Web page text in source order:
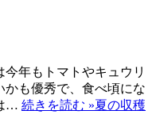
年もトマトやキュウリ
かも優秀で、食べ頃にな
… 続きを読む »夏の収穫